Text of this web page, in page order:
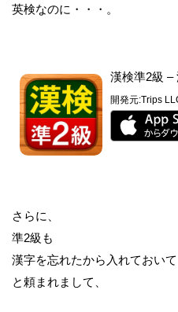
英検なのに・・・。
漢検準2級 –
開発元:Trips
さらに、
準2級も
漢字を忘れたから入れておいて
と頼まれまして、